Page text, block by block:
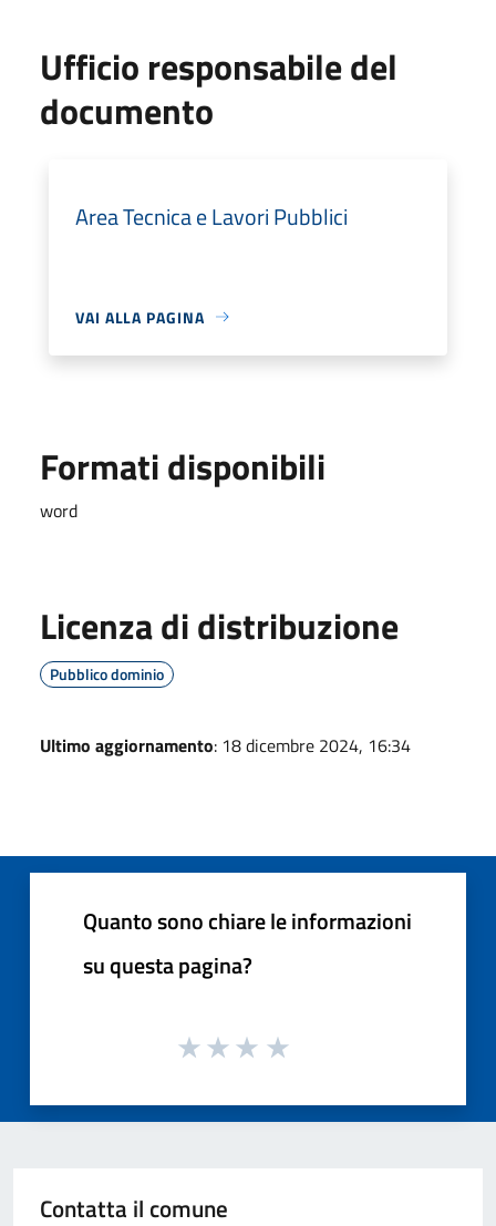
Ufficio responsabile del
documento
Area Tecnica e Lavori Pubblici
VAI ALLA PAGINA
Formati disponibili
word
Licenza di distribuzione
Pubblico dominio
Ultimo aggiornamento: 18 dicembre 2024, 16:34
Quanto sono chiare le informazioni
su questa pagina?
Contatta il comune